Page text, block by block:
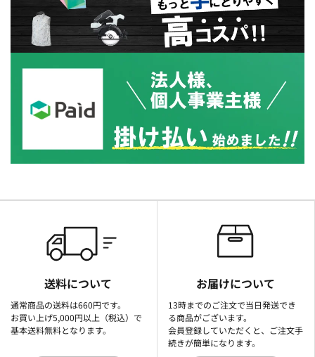
送料について
通常商品の送料は660円です。
お買い上げ5,000円以上（税込）で
基本送料無料となります。
お届けについて
13時までのご注文で当日発送でき
る商品がございます。
会員登録していただくと、ご注文手
続きが簡単になります。